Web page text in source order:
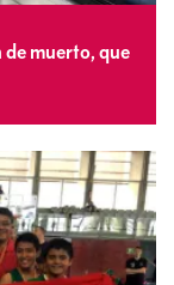
de muerto, que